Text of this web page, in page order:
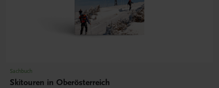
Sachbuch
Skitouren in Oberösterreich